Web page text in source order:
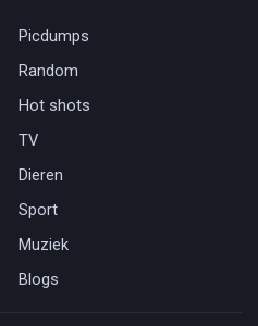
Picdumps
Random
Hot shots
TV
Dieren
Sport
Muziek
Blogs